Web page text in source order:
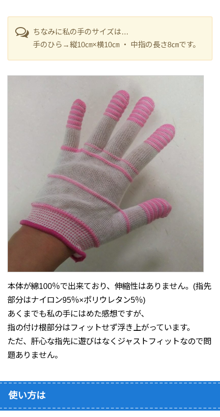
ちなみに私の手のサイズは…
手のひら→縦10㎝×横10㎝ ・ 中指の長さ8㎝です。
本体が綿100％で出来ており、伸縮性はありません。(指先
部分はナイロン95％×ポリウレタン5％)
あくまでも私の手にはめた感想ですが、
指の付け根部分はフィットせず浮き上がっています。
ただ、肝心な指先に遊びはなくジャストフィットなので問
題ありません。
使い方は